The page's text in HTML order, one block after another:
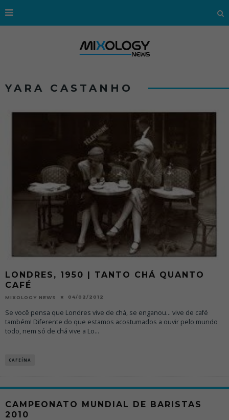
YARA CASTANHO
LONDRES, 1950 | TANTO CHÁ QUANTO
CAFÉ
MIXOLOGY NEWS 04/02/2012
Se você pensa que Londres vive de chá, se enganou... vive de café
também! Diferente do que estamos acostumados a ouvir pelo mundo
todo, nem só de chá vive a Lo...
CAFEÍNA
CAMPEONATO MUNDIAL DE BARISTAS
2010